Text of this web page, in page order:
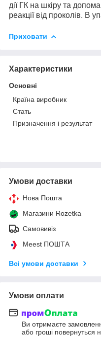
дії ГК на шкіру та
реакції від проколів. В
Приховати
Характеристики
Основні
Країна виробник
Стать
Призначення і результат
Умови доставки
Нова Пошта
Магазини Rozetka
Самовивіз
Meest ПОШТА
Всі умови доставки
Умови оплати
Ви отримаєте
або гроші повернуться